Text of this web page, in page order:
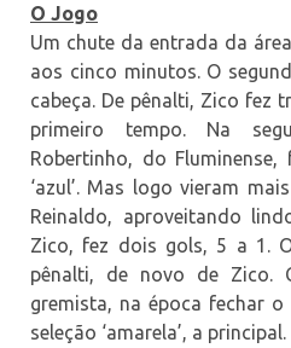
O Jogo
Um chute da entrada da
aos cinco minutos. O
cabeça. De pênalti, Zico fez
primeiro tempo. Na
Robertinho, do
‘azul’. Mas logo vieram
Reinaldo, aproveitando
Zico, fez dois gols, 5 a 1.
pênalti, de novo de Zico.
gremista, na época fechar
seleção ‘amarela’, a principal.